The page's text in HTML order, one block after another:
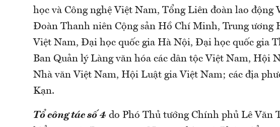
học và Công nghệ Việt Nam, Tổng Liên đoàn lao động
Đoàn Thanh niên Cộng sản Hồ Chí Minh, Trung ương
Việt Nam, Đại học quốc gia Hà Nội, Đại học quốc gia
Ban Quản lý Làng văn hóa các dân tộc Việt Nam, Hội
Nhà văn Việt Nam, Hội Luật gia Việt Nam; các địa
Kạn.
Tổ công tác số 4 do Phó Thủ tướng Chính phủ Lê Văn